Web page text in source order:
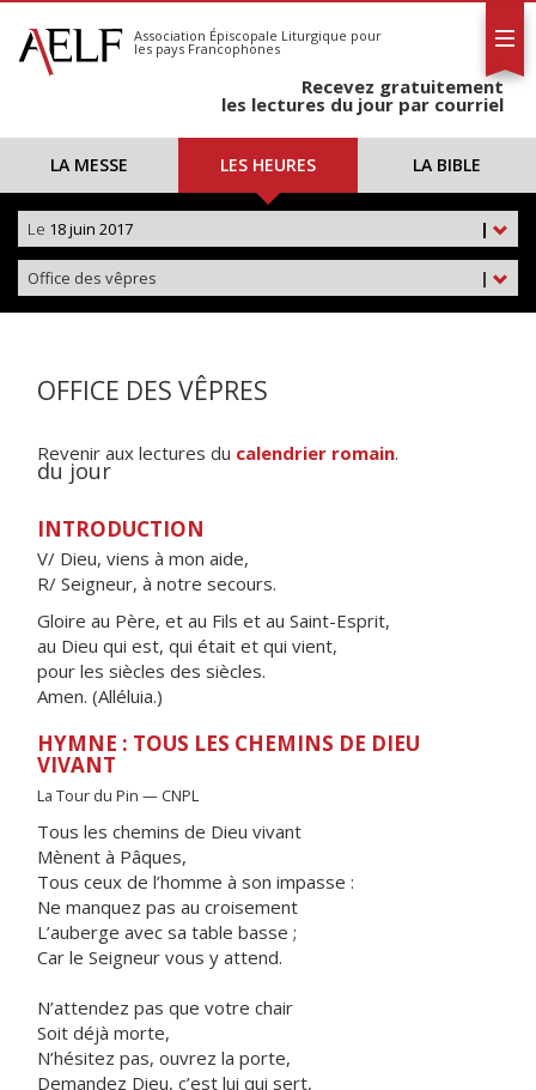
S'abonner
Calendrier
Association Épiscopale Liturgique pour
les pays Francophones
Recevez gratuitement
les lectures du jour par courriel
LA MESSE LES HEURES LA BIBLE
|
Le 18 juin 2017
|
Office des vêpres
OFFICE DES VÊPRES
Revenir aux lectures du calendrier romain.
du jour
INTRODUCTION
V/ Dieu, viens à mon aide,
R/ Seigneur, à notre secours.
Gloire au Père, et au Fils et au Saint-Esprit,
au Dieu qui est, qui était et qui vient,
pour les siècles des siècles.
Amen. (Alléluia.)
HYMNE : TOUS LES CHEMINS DE DIEU
VIVANT
La Tour du Pin — CNPL
Tous les chemins de Dieu vivant
Mènent à Pâques,
Tous ceux de l’homme à son impasse :
Ne manquez pas au croisement
L’auberge avec sa table basse ;
Car le Seigneur vous y attend.
N’attendez pas que votre chair
Soit déjà morte,
N’hésitez pas, ouvrez la porte,
Demandez Dieu, c’est lui qui sert,